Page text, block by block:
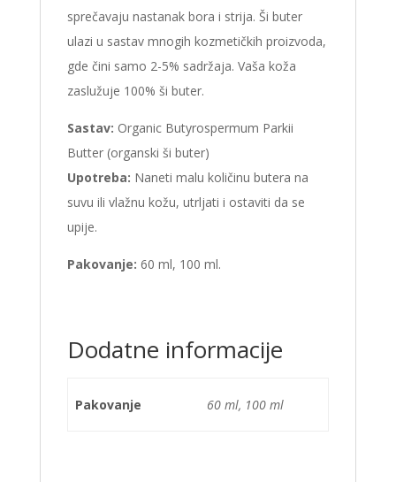
sprečavaju nastanak bora i strija. Ši buter
ulazi u sastav mnogih kozmetičkih proizvoda,
gde čini samo 2-5% sadržaja. Vaša koža
zaslužuje 100% ši buter.
Sastav: Organic Butyrospermum Parkii
Butter (organski ši buter)
Upotreba: Naneti malu količinu butera na
suvu ili vlažnu kožu, utrljati i ostaviti da se
upije.
Pakovanje: 60 ml, 100 ml.
Dodatne informacije
Pakovanje 60 ml, 100 ml